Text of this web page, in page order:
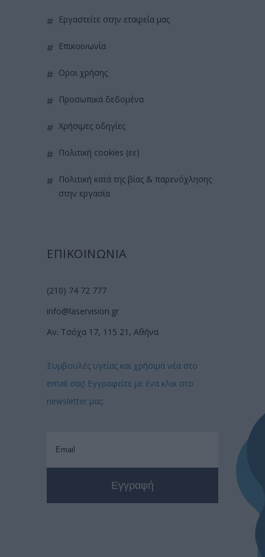
εργαστείτε στην εταιρεία μας
επικοινωνία
όροι χρήσης
προσωπικά δεδομένα
χρήσιμες οδηγίες
πολιτική cookies (εε)
πολιτική κατά της βίας & παρενόχλησης
στην εργασία
ΕΠΙΚΟΙΝΩΝΙΑ
(210) 74 72 777
info@laservision.gr
Αν. Τσόχα 17, 115 21, Αθήνα
Συμβουλές υγείας και χρήσιμα νέα στο
email σας! Εγγραφείτε με ένα κλικ στο
newsletter μας: